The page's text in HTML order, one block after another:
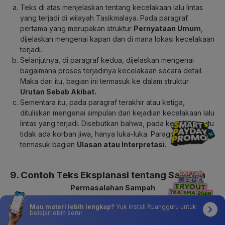
Teks di atas menjelaskan tentang kecelakaan lalu lintas
yang terjadi di wilayah Tasikmalaya. Pada paragraf
pertama yang merupakan struktur Pernyataan Umum
dijelaskan mengenai kapan dan di mana lokasi kecelakaan
terjadi.
Selanjutnya, di paragraf kedua, dijelaskan mengenai
bagaimana proses terjadinya kecelakaan secara detail.
Maka dari itu, bagian ini termasuk ke dalam struktur
Urutan Sebab Akibat.
Sementara itu, pada paragraf terakhir atau ketiga,
dituliskan mengenai simpulan dari kejadian kecelakaan lalu
lintas yang terjadi. Disebutkan bahwa, pada kecelakaan itu
tidak ada korban jiwa, hanya luka-luka. Paragraf ketiga ini
termasuk bagian Ulasan atau Interpretasi.
9. Contoh Teks Eksplanasi tentang Sampah
Permasalahan Sampah
Sampah merupakan barang atau benda yang sudah tidak
digunakan lagi. Keberadaan sampah sangat mengganggu
Mau materi lebih lengkap? Yuk install Ruangguru untuk
belajar lebih seru!